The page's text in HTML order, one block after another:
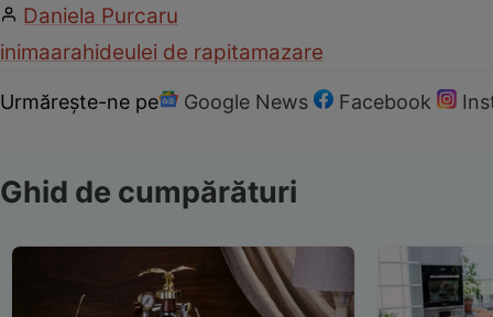
Daniela Purcaru
inimaarahideulei de rapitamazare
Urmărește-ne pe Google News Facebook
Ghid de cumpărături